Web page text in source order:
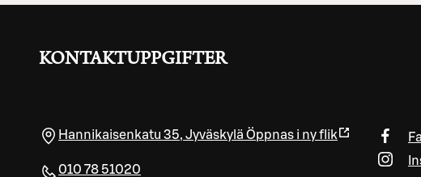
KONTAKTUPPGIFTER
Hannikaisenkatu 35, Jyväskylä Öppnas i ny flik
010 78 51020